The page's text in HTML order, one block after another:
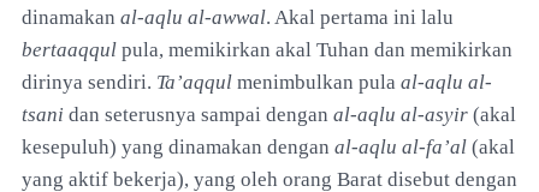
dinamakan al-aqlu al-awwal. Akal pertama ini lalu
bertaaqqul pula, memikirkan akal Tuhan dan memikirkan
dirinya sendiri. Ta’aqqul menimbulkan pula al-aqlu al-
tsani dan seterusnya sampai dengan al-aqlu al-asyir (akal
kesepuluh) yang dinamakan dengan al-aqlu al-fa’al (akal
yang aktif bekerja), yang oleh orang Barat disebut dengan